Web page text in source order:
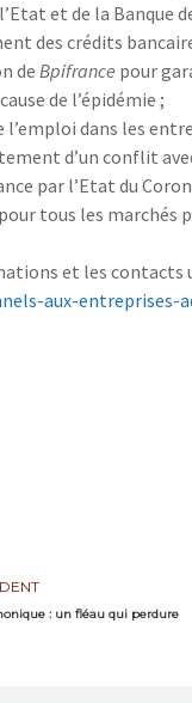
et de la Banque
des crédits
de Bpifrance pour
de l’épidémie ;
l’emploi dans les
d’un conflit
par l’Etat du
tous les marchés
et les contacts
aux-entreprises-
: un fléau qui perdure